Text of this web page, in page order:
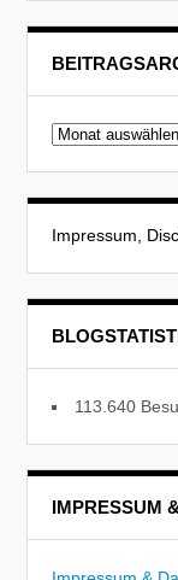
Beitragsarchiv
Impressum,
113.640
IMPRESSUM